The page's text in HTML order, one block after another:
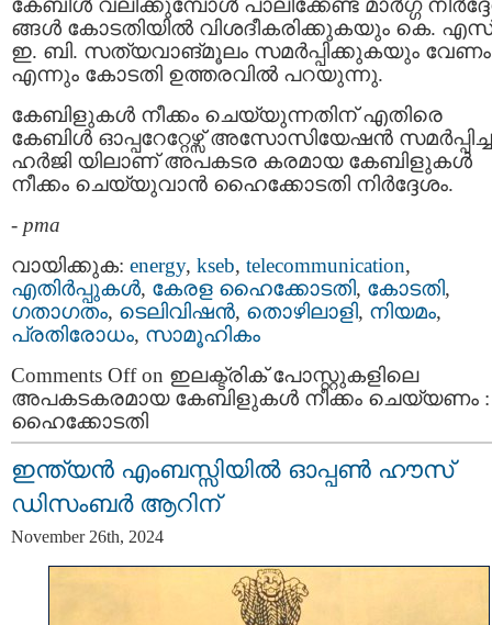
ങ്ങള്‍ കോടതിയില്‍ വിശദീകരിക്കുകയും കെ.
ഇ. ബി. സത്യവാങ്മൂലം സമര്‍പ്പിക്കുകയും വേണം
എന്നും കോടതി ഉത്തരവിൽ പറയുന്നു.
കേബിളുകൾ നീക്കം ചെയ്യുന്നതിന് എതിരെ
കേബിള്‍ ഓപ്പറേറ്റേഴ്സ് അസോസിയേഷന്‍ സമര്‍പ്പിച്ച
ഹർജി യിലാണ് അപകടര കരമായ കേബിളുകള്‍
നീക്കം ചെയ്യുവാൻ ഹൈക്കോടതി നിര്‍ദ്ദേശം.
- pma
വായിക്കുക: energy, kseb, telecommunication,
എതിര്‍പ്പുകള്‍, കേരള ഹൈക്കോടതി, കോടതി,
ഗതാഗതം, ടെലിവിഷന്‍, തൊഴിലാളി, നിയമം,
പ്രതിരോധം, സാമൂഹികം
Comments Offon ഇലക്ട്രിക് പോസ്റ്റുകളിലെ
അപകടകരമായ കേബിളുകള്‍ നീക്കം ചെയ്യണം :
ഹൈക്കോടതി
ഇന്ത്യന്‍ എംബസ്സിയിൽ ഓപ്പൺ ഹൗസ്
ഡിസംബര്‍ ആറിന്
November 26th, 2024